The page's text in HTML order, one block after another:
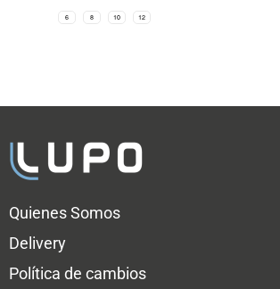
6 8 10 12
Quienes Somos
Delivery
Política de cambios